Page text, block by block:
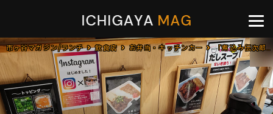
市ヶ谷マガジン/ランチ 飲食店 お弁当・キッチンカー 「煮込み伝次郎」で「牛すじ肉めし(700円)」のキッチンカー[麴町]